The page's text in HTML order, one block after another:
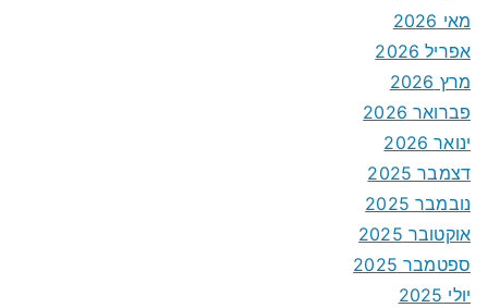
מאי 2026
אפריל 2026
מרץ 2026
פברואר 2026
ינואר 2026
דצמבר 2025
נובמבר 2025
אוקטובר 2025
ספטמבר 2025
יולי 2025